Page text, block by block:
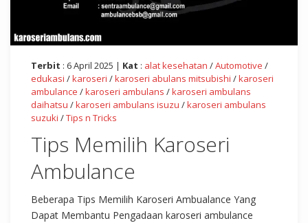
Terbit : 6 April 2025 | Kat : alat kesehatan /Automotive /
edukasi /karoseri /karoseri abulans mitsubishi /karoseri
ambulance /karoseri ambulans /karoseri ambulans
daihatsu /karoseri ambulans isuzu /karoseri ambulans
suzuki /Tips n Tricks
Tips Memilih Karoseri
Ambulance
Beberapa Tips Memilih Karoseri Ambualance Yang
Dapat Membantu Pengadaan karoseri ambulance